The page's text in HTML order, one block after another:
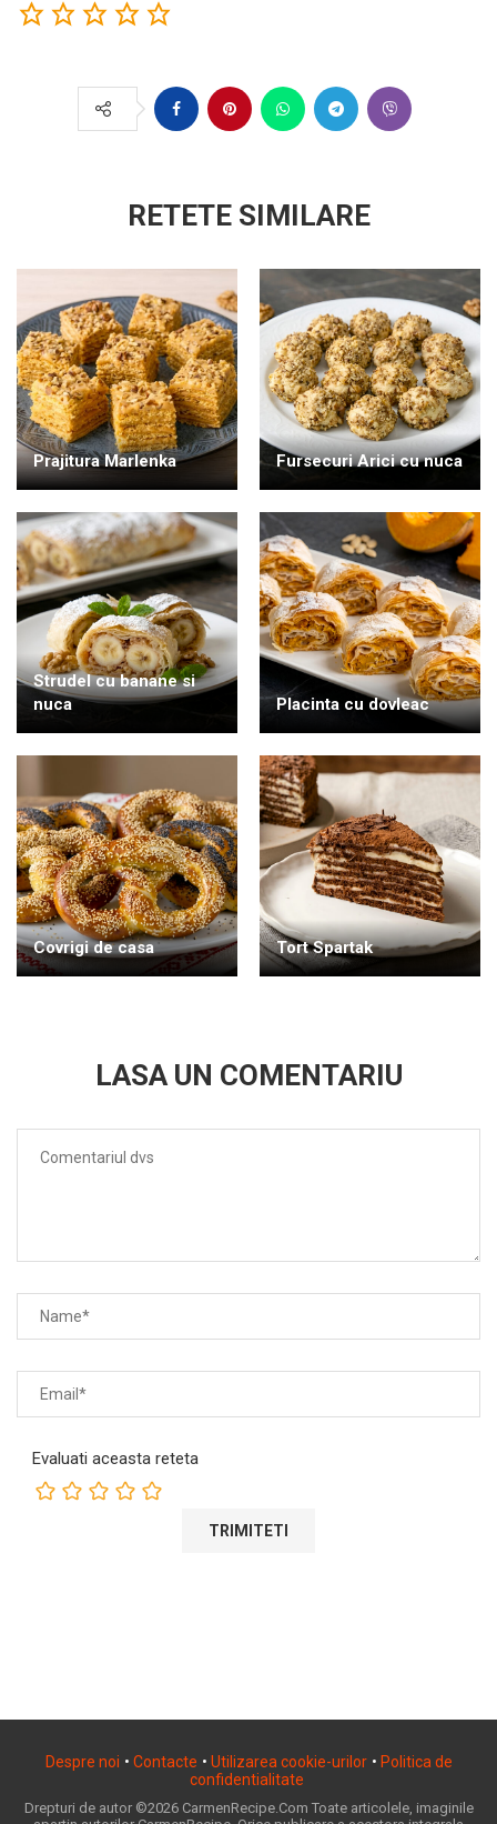
RETETE SIMILARE
Prajitura Marlenka Fursecuri Arici cu nuca
Strudel cu banane si
nuca
Placinta cu dovleac
Covrigi de casa Tort Spartak
LASA UN COMENTARIU
Evaluati aceasta reteta
Despre noi • Contacte • Utilizarea cookie-urilor • Politica de
confidentialitate
Drepturi de autor ©2026 CarmenRecipe.Com Toate articolele, imaginile